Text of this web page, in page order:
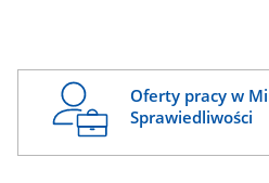
Oferty pracy w
Sprawiedliwości